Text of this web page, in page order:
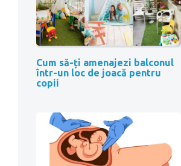
Cum să-ți amenajezi balconul
într-un loc de joacă pentru
copii